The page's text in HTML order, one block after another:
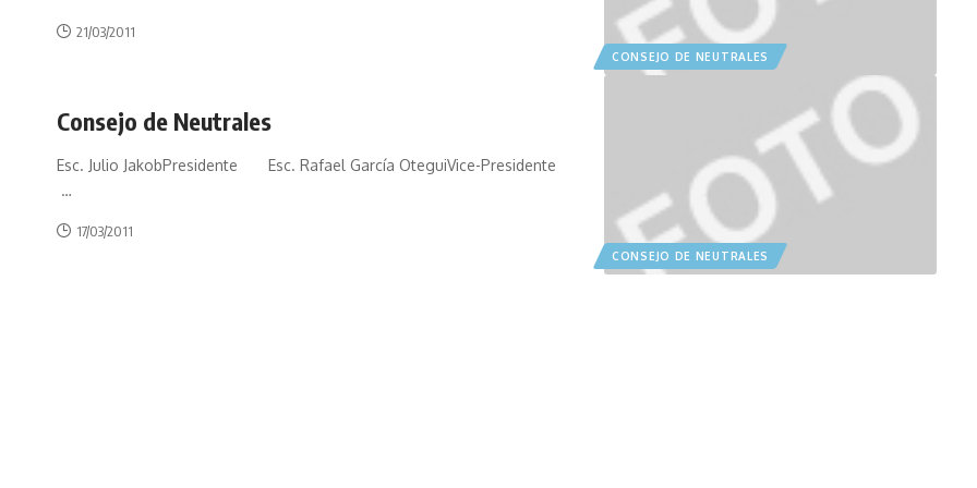
CONSEJO DE NEUTRALES
21/03/2011
CONSEJO DE NEUTRALES
Consejo de Neutrales
Esc. Julio JakobPresidente Esc. Rafael García OteguiVice-Presidente
…
17/03/2011